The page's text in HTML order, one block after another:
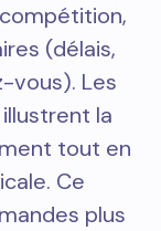
(délais,
vous). Les
la
tout en
Ce
plus